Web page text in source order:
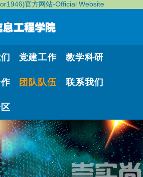
官方网站-Official Website
党建工作 教学科研
团队队伍 联系我们